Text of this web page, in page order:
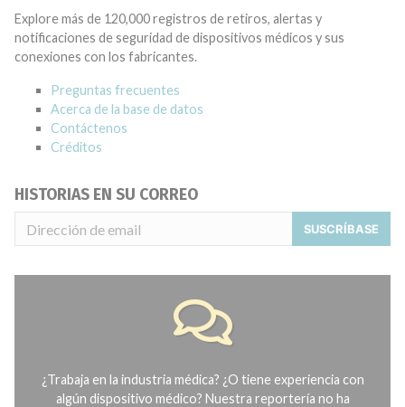
Explore más de 120,000 registros de retiros, alertas y
notificaciones de seguridad de dispositivos médicos y sus
conexiones con los fabricantes.
Preguntas frecuentes
Acerca de la base de datos
Contáctenos
Créditos
HISTORIAS EN SU CORREO
SUSCRÍBASE
¿Trabaja en la industria médica? ¿O tiene experiencia con
algún dispositivo médico? Nuestra reportería no ha